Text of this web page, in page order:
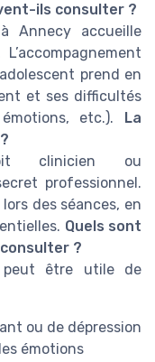
ils consulter ?
Annecy accueille
prend en
et ses difficultés
etc.).
La
clinicien ou
professionnel.
des séances, en
Quels sont
?
peut être utile de
ou de dépression
émotions